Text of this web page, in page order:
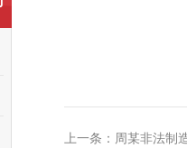
上一条：周某非法制